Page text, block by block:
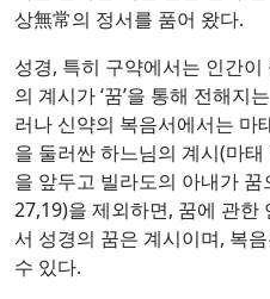
상無常의 정서를 품어 왔다.
성경, 특히 구약에서는 인간
의 계시가 ‘꿈’을 통해 전해지
러나 신약의 복음서에서는 마
을 둘러싼 하느님의 계시(마
을 앞두고 빌라도의 아내가
27,19)을 제외하면, 꿈에 관한
서 성경의 꿈은 계시이며, 복
수 있다.